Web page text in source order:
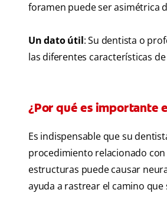
foramen puede ser asimétrica
Un dato útil: Su dentista o
las diferentes características
¿Por qué es importante
Es indispensable que su
procedimiento relacionado
estructuras puede causar
ayuda a rastrear el camino